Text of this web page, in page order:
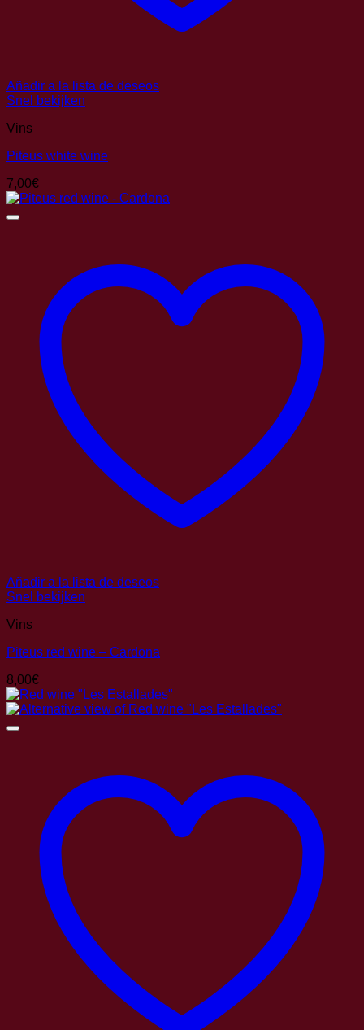
Añadir a la lista de deseos
Snel bekijken
Vins
Piteus white wine
7,00€
Añadir a la lista de deseos
Snel bekijken
Vins
Piteus red wine – Cardona
8,00€